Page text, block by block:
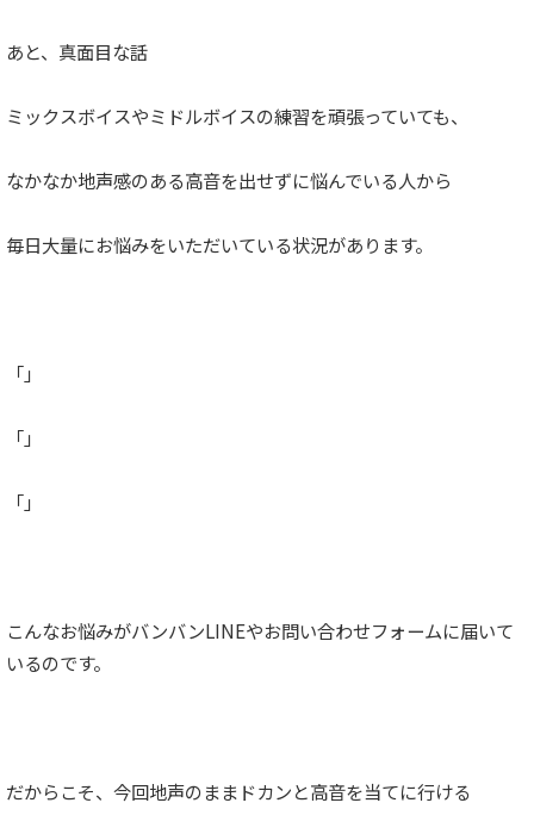
あと、真面目な話
ミックスボイスやミドルボイスの練習を頑張っていても、
なかなか地声感のある高音を出せずに悩んでいる人から
毎日大量にお悩みをいただいている状況があります。
「」
「」
「」
こんなお悩みがバンバンLINEやお問い合わせフォームに届いて
いるのです。
だからこそ、今回地声のままドカンと高音を当てに行ける